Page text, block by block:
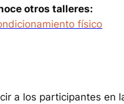
otros talleres:
físico
a los participantes en